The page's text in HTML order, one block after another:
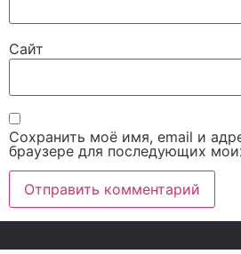
Сайт
Сохранить моё имя, email и
браузере для последующих